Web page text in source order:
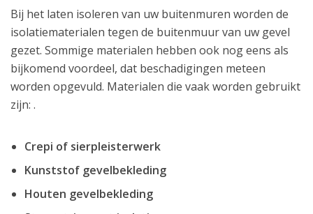
Bij het laten isoleren van uw buitenmuren worden de
isolatiematerialen tegen de buitenmuur van uw gevel
gezet. Sommige materialen hebben ook nog eens als
bijkomend voordeel, dat beschadigingen meteen
worden opgevuld. Materialen die vaak worden gebruikt
zijn: .
Crepi of sierpleisterwerk
Kunststof gevelbekleding
Houten gevelbekleding